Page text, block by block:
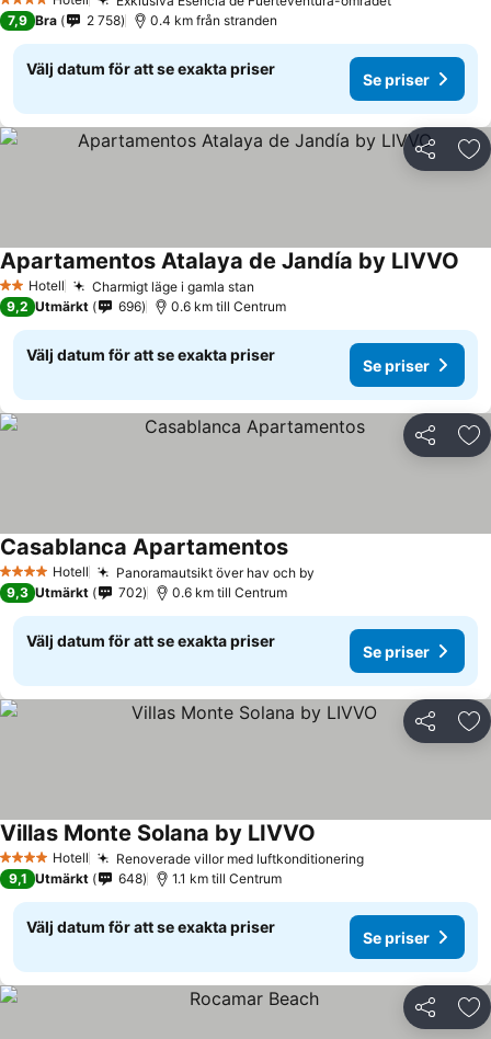
4 Stjärnor
7,9 Bra 2 758 0.4 km från stranden
Välj datum för att se exakta priser
Se priser
Dela
2 Stjärnor
Hotell Charmigt läge i gamla stan
Apartamentos Atalaya de Jandía by LIVVO
9,2 Utmärkt 696 0.6 km till Centrum
Välj datum för att se exakta priser
Se priser
Dela
4 StjärnorHotell Panoramautsikt över hav och by
Casablanca Apartamentos
9,3 Utmärkt 702 0.6 km till Centrum
Välj datum för att se exakta priser
Se priser
Dela
4 StjärnorHotell Renoverade villor med luftkonditionering
Villas Monte Solana by LIVVO
9,1 Utmärkt 648 1.1 km till Centrum
Välj datum för att se exakta priser
Se priser
Dela